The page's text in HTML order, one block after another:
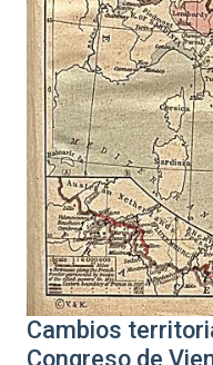
Cambios
Congreso de